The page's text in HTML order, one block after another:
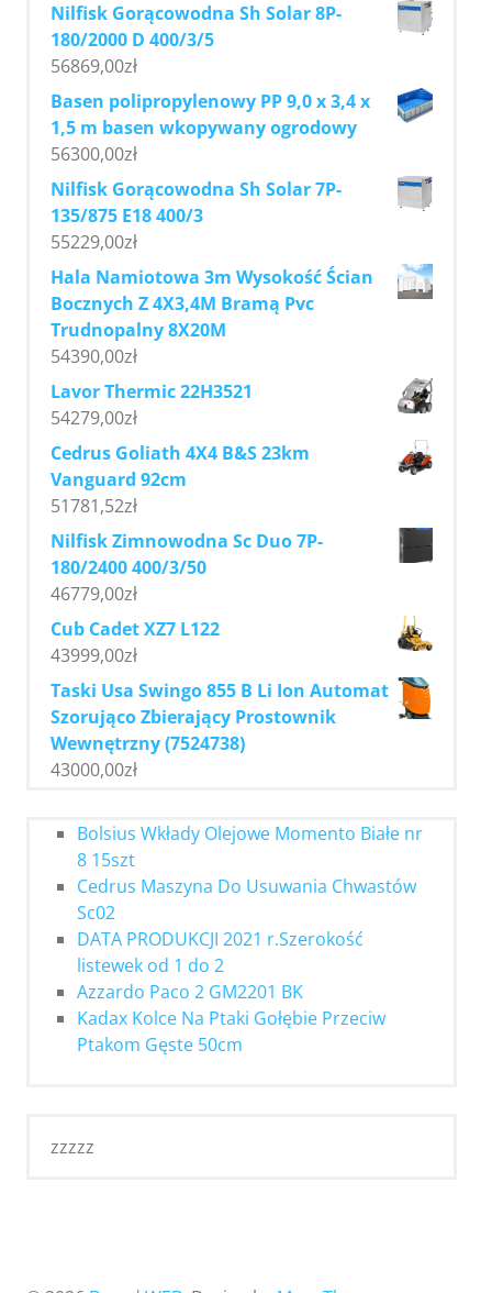
Nilfisk Gorącowodna Sh Solar 8P-
180/2000 D 400/3/5
56869,00zł
Basen polipropylenowy PP 9,0 x 3,4 x
1,5 m basen wkopywany ogrodowy
56300,00zł
Nilfisk Gorącowodna Sh Solar 7P-
135/875 E18 400/3
55229,00zł
Hala Namiotowa 3m Wysokość Ścian
Bocznych Z 4X3,4M Bramą Pvc
Trudnopalny 8X20M
54390,00zł
Lavor Thermic 22H3521
54279,00zł
Cedrus Goliath 4X4 B&S 23km
Vanguard 92cm
51781,52zł
Nilfisk Zimnowodna Sc Duo 7P-
180/2400 400/3/50
46779,00zł
Cub Cadet XZ7 L122
43999,00zł
Taski Usa Swingo 855 B Li Ion Automat
Szorująco Zbierający Prostownik
Wewnętrzny (7524738)
43000,00zł
Bolsius Wkłady Olejowe Momento Białe nr
8 15szt
Cedrus Maszyna Do Usuwania Chwastów
Sc02
DATA PRODUKCJI 2021 r.Szerokość
listewek od 1 do 2
Azzardo Paco 2 GM2201 BK
Kadax Kolce Na Ptaki Gołębie Przeciw
Ptakom Gęste 50cm
zzzzz